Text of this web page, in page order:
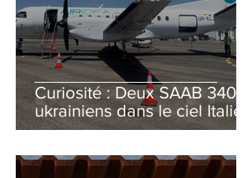
Curiosité : Deux SAAB 340B
ukrainiens dans le ciel Italien
cet été